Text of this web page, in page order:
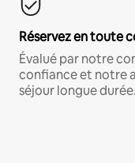
Réservez en toute
Évalué par notre
confiance et notre
séjour longue durée.